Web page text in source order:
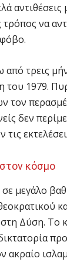
αντιθέσεις
να
τρεις
του 1979.
τον
δεν
κόσμο
σε μεγάλο
Δύση. Το
ακραίο